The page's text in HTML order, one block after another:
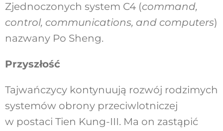
Zjednoczonych system C4 (command,
control, communications, and computers)
nazwany Po Sheng.
Przyszłość
Tajwańczycy kontynuują rozwój rodzimych
systemów obrony przeciwlotniczej
w postaci Tien Kung-III. Ma on zastąpić